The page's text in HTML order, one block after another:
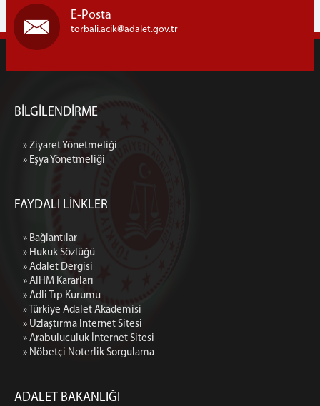
E-Posta
torbali.acik adalet.gov.tr
BİLGİLENDİRME
» Ziyaret Yönetmeliği
» Eşya Yönetmeliği
FAYDALI LİNKLER
» Bağlantılar
» Hukuk Sözlüğü
» Adalet Dergisi
» AİHM Kararları
» Adli Tıp Kurumu
» Türkiye Adalet Akademisi
» Uzlaştırma İnternet Sitesi
» Arabuluculuk İnternet Sitesi
» Nöbetçi Noterlik Sorgulama
ADALET BAKANLIĞI